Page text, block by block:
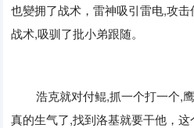
也變拥了战术，雷神吸引雷电,攻击
战术,吸驯了批小弟跟随。
浩克就对付鲲,抓一个打一个,
真的生气了,找到洛基就要干他，